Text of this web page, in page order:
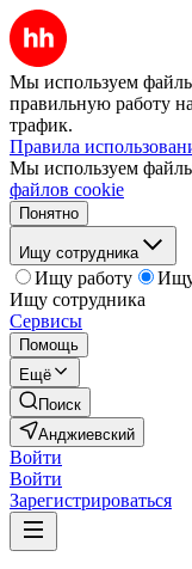
Мы используем
правильную работу
трафик.
Правила
Мы используем
файлов cookie
Понятно
Ищу сотрудника
Ищу работу
Ищу
Ищу сотрудника
Сервисы
Помощь
Ещё
Поиск
Анджиевский
Войти
Войти
Зарегистрироваться